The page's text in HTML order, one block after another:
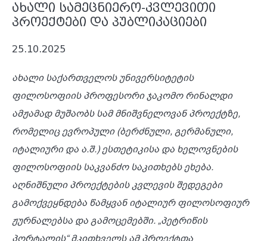
ახალი სამეცნიერო-კვლევითი
პროექტები და პუბლიკაციები
25.10.2025
ახალი საქართველოს უნივერსიტეტის
ფილოსოფიის პროფესორი ჯაკომო რინალდი
ამჟამად მუშაობს სამ მნიშვნელოვან პროექტზე,
რომელიც ევროპული (ბერძნული, გერმანული,
იტალიური და ა.შ.) ესთეტიკისა და ხელოვნების
ფილოსოფიის საკვანძო საკითხებს ეხება.
აღნიშნული პროექტების კვლევის შედეგები
გამოქვეყნდება წამყვან იტალიურ ფილოსოფიურ
ჟურნალებსა და გამოცემებში. „პეტრიწის
პორტალის“ მკითხველს ამ პროექტთა